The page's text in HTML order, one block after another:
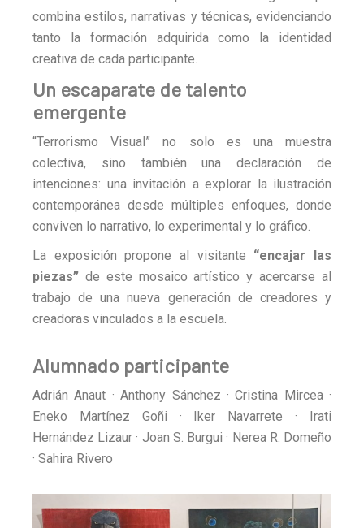
combina estilos, narrativas y técnicas, evidenciando
tanto la formación adquirida como la identidad
creativa de cada participante.
Un escaparate de talento
emergente
“Terrorismo Visual” no solo es una muestra
colectiva, sino también una declaración de
intenciones: una invitación a explorar la ilustración
contemporánea desde múltiples enfoques, donde
conviven lo narrativo, lo experimental y lo gráfico.
La exposición propone al visitante “encajar las
piezas” de este mosaico artístico y acercarse al
trabajo de una nueva generación de creadores y
creadoras vinculados a la escuela.
Alumnado participante
Adrián Anaut · Anthony Sánchez · Cristina Mircea ·
Eneko Martínez Goñi · Iker Navarrete · Irati
Hernández Lizaur · Joan S. Burgui · Nerea R. Domeño
· Sahira Rivero